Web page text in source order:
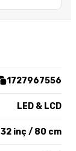
1727967556
LED & LCD
32 inç / 80 cm